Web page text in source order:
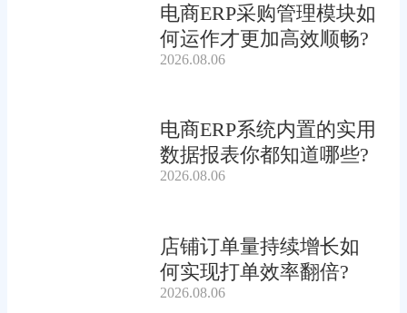
电商ERP采购管理模块如
何运作才更加高效顺畅?
2026.08.06
电商ERP系统内置的实用
数据报表你都知道哪些?
2026.08.06
店铺订单量持续增长如
何实现打单效率翻倍?
2026.08.06